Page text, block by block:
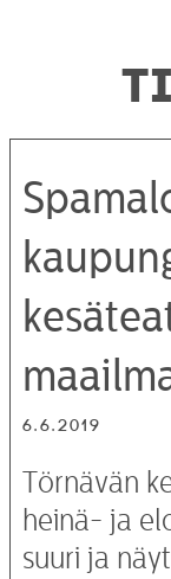
6.6.2019
Törnävän
heinä- ja
suuri ja